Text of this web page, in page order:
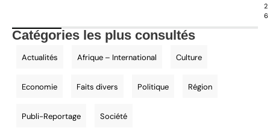
2
6
Catégories les plus consultés
Actualités Afrique – International Culture
Economie Faits divers Politique Région
Publi-Reportage Société